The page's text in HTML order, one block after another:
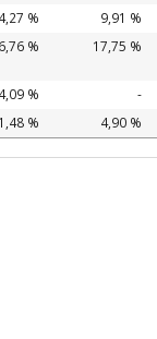
4,27 % 9,91 %
6,76 % 17,75 %
4,09 % -
1,48 % 4,90 %